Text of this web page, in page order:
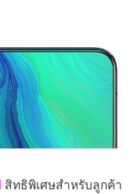
สิทธิพิเศษสำหรับลูกค้า